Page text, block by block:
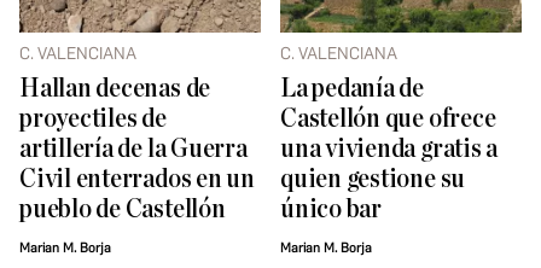
C. VALENCIANA
Hallan decenas de
proyectiles de
artillería de la Guerra
Civil enterrados en un
pueblo de Castellón
Marian M. Borja
C. VALENCIANA
La pedanía de
Castellón que ofrece
una vivienda gratis a
quien gestione su
único bar
Marian M. Borja